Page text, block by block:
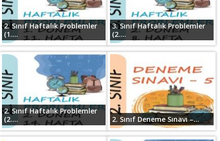
2. Sınıf Haftalık Problemler
(1....
3. Sınıf Haftalık Problemler
(2....
2. Sınıf Haftalık Problemler
(2....
2. Sınıf Deneme Sınavı –...